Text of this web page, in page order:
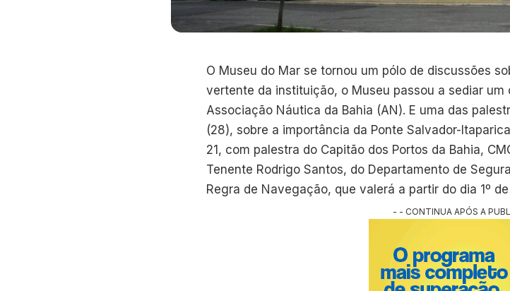
O Museu do Mar se tornou um pólo de discussões
vertente da instituição, o Museu passou a sediar
Associação Náutica da Bahia (AN). E uma das
(28), sobre a importância da Ponte Salvador-
21, com palestra do Capitão dos Portos da Bahia,
Tenente Rodrigo Santos, do Departamento de
Regra de Navegação, que valerá a partir do dia 1º
- - CONTINUA APÓS A